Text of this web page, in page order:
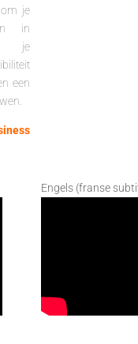
je
in
je
een
Engels (franse